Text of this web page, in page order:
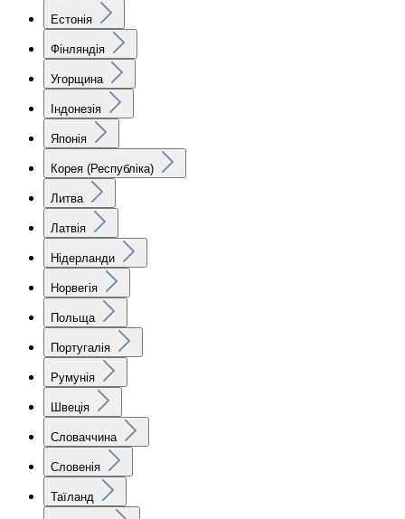
Естонія
Фінляндія
Угорщина
Індонезія
Японія
Корея (Республіка)
Литва
Латвія
Нідерланди
Норвегія
Польща
Португалія
Румунія
Швеція
Словаччина
Словенія
Таїланд